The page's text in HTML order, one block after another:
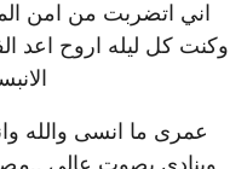
اني اتضربت من امن
وكنت كل ليله اروح اعد
عمرى ما انسى والله